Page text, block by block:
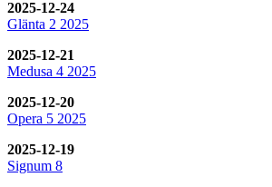
2025-12-24
Glänta 2 2025
2025-12-21
Medusa 4 2025
2025-12-20
Opera 5 2025
2025-12-19
Signum 8